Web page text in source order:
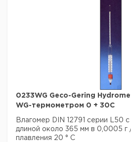
0233WG Geco-Gering
WG-термометром 0 + 30C
Влагомер DIN 12791 серии L50
длиной около 365 мм в 0,0005 г
плавления 20 ° C